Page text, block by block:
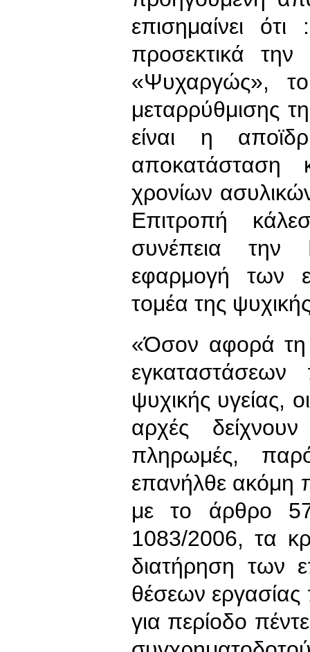
επισημαίνει
προσεκτικά
«Ψυχαργώς»,
μεταρρύθμισης
είναι η
αποκατάσταση
χρονίων
Επιτροπή
συνέπεια την
εφαρμογή των
τομέα της
«Όσον αφορά τη
ψυχικής υγείας,
αρχές
πληρωμές,
επανήλθε ακόμη
με το άρθρο
1083/2006, τα
διατήρηση των
θέσεων
για περίοδο